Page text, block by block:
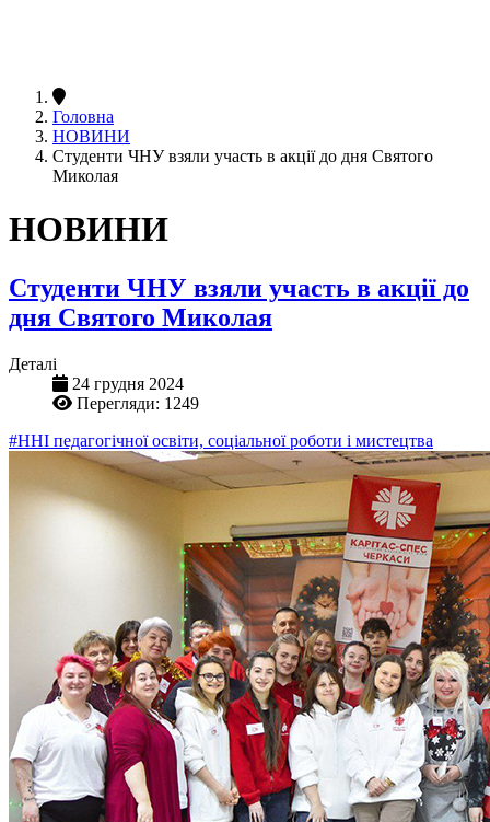
Головна
НОВИНИ
Студенти ЧНУ взяли участь в акції до дня Святого
Миколая
НОВИНИ
Студенти ЧНУ взяли участь в акції до
дня Святого Миколая
Деталі
24 грудня 2024
Перегляди: 1249
#ННІ педагогічної освіти, соціальної роботи і мистецтва